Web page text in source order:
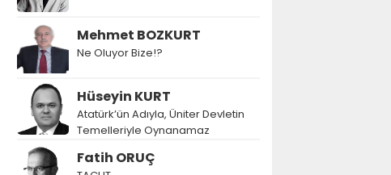
Mehmet BOZKURT
Ne Oluyor Bize!?
Hüseyin KURT
Atatürk’ün Adıyla, Üniter Devletin
Temelleriyle Oynanamaz
Fatih ORUÇ